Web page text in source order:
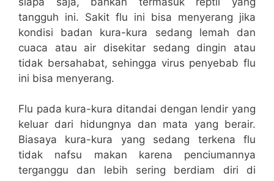
tangguh ini. Sakit flu ini bisa menyerang jika
kondisi badan kura-kura sedang lemah dan
cuaca atau air disekitar sedang dingin atau
tidak bersahabat, sehingga virus penyebab flu
ini bisa menyerang.
Flu pada kura-kura ditandai dengan lendir yang
keluar dari hidungnya dan mata yang berair.
Biasaya kura-kura yang sedang terkena flu
tidak nafsu makan karena penciumannya
terganggu dan lebih sering berdiam diri di